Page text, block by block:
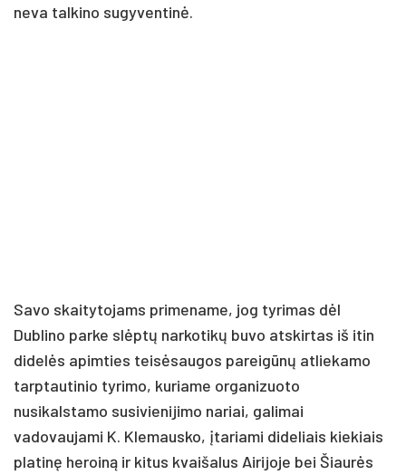
neva talkino sugyventinė.
Savo skaitytojams primename, jog tyrimas dėl
Dublino parke slėptų narkotikų buvo atskirtas iš itin
didelės apimties teisėsaugos pareigūnų atliekamo
tarptautinio tyrimo, kuriame organizuoto
nusikalstamo susivienijimo nariai, galimai
vadovaujami K. Klemausko, įtariami dideliais kiekiais
platinę heroiną ir kitus kvaišalus Airijoje bei Šiaurės